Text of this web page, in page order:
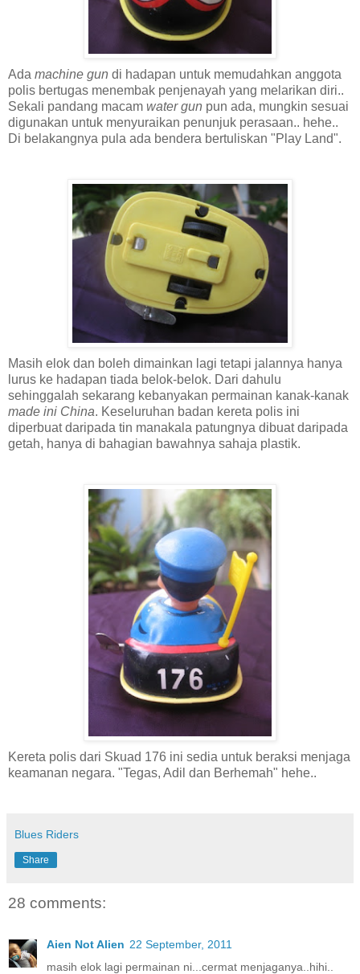
Ada machine gun di hadapan untuk memudahkan anggota
polis bertugas menembak penjenayah yang melarikan diri..
Sekali pandang macam water gun pun ada, mungkin sesuai
digunakan untuk menyuraikan penunjuk perasaan.. hehe..
Di belakangnya pula ada bendera bertuliskan "Play Land".
Masih elok dan boleh dimainkan lagi tetapi jalannya hanya
lurus ke hadapan tiada belok-belok. Dari dahulu
sehinggalah sekarang kebanyakan permainan kanak-kanak
made ini China. Keseluruhan badan kereta polis ini
diperbuat daripada tin manakala patungnya dibuat daripada
getah, hanya di bahagian bawahnya sahaja plastik.
Kereta polis dari Skuad 176 ini sedia untuk beraksi menjaga
keamanan negara. "Tegas, Adil dan Berhemah" hehe..
Blues Riders
Share
28 comments:
Aien Not Alien 22 September, 2011
masih elok lagi permainan ni...cermat menjaganya..hihi..